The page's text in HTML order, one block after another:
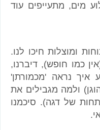
מים, מתעייפים עוד
ומוצלות חיכו לנו.
בצהריים (אין כמו חופש), דיברנו,
איך נראה 'מכמורתן'
ולמה מגבילים את
של דגה). סיכמנו